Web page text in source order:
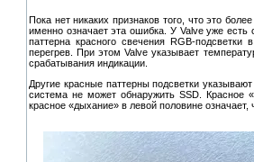
Пока нет никаких признаков того, что это
именно означает эта ошибка. У Valve уже есть
паттерна красного свечения RGB-
перегрев. При этом Valve указывает
срабатывания индикации.
Другие красные паттерны подсветки
система не может обнаружить SSD. Красное
красное «дыхание» в левой половине